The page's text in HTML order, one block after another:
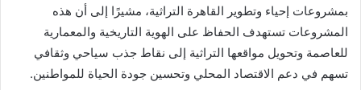
بمشروعات إحياء وتطوير القاهرة التراثية، مشيرًا إلى أن هذه
المشروعات تستهدف الحفاظ على الهوية التاريخية والمعمارية
للعاصمة وتحويل مواقعها التراثية إلى نقاط جذب سياحي وثقافي
تسهم في دعم الاقتصاد المحلي وتحسين جودة الحياة للمواطنين.